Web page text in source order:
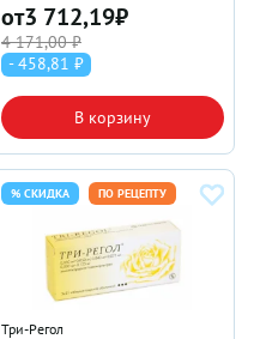
от3 712,19₽
4 171,00 ₽
- 458,81 ₽
В корзину
% СКИДКА ПО РЕЦЕПТУ
Три-Регол